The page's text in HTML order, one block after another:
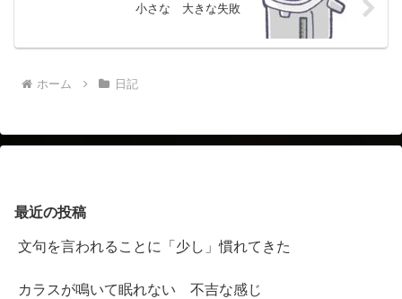
小さな 大きな失敗
ホーム 日記
最近の投稿
文句を言われることに「少し」慣れてきた
カラスが鳴いて眠れない 不吉な感じ